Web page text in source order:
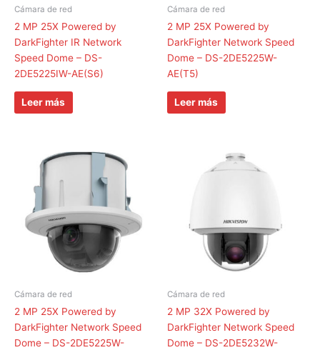
Cámara de red
2 MP 25X Powered by
DarkFighter IR Network
Speed Dome – DS-
2DE5225IW-AE(S6)
Leer más
Cámara de red
2 MP 25X Powered by
DarkFighter Network Speed
Dome – DS-2DE5225W-
AE(T5)
Leer más
Cámara de red
2 MP 25X Powered by
DarkFighter Network Speed
Dome – DS-2DE5225W-
Cámara de red
2 MP 32X Powered by
DarkFighter Network Speed
Dome – DS-2DE5232W-